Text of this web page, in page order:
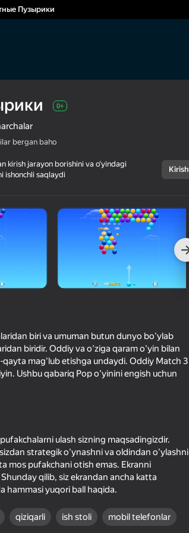
Пузырики
Bekor qilish
Dev
baho
0+
bergan baho
kirish jarayon borishini va o‘yindagi
ishonchli saqlaydi
Kirish
biri va umuman butun dunyo bo'ylab
biridir. Oddiy va o'ziga qaram o'yin bilan
mag'lub etishga undaydi. Oddiy Match 3
Ushbu qabariq Pop o'yinini engish uchun
ulash sizning maqsadingizdir.
strategik o'ynashni va oldindan o'ylashni
mos pufakchani otish emas. Ekranni
qilib, siz ekrandan ancha katta
hammasi yuqori ball haqida.
qiziqarli ish stoli mobil telefonlar